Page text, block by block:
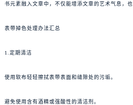
书元素融入文章中，不仅能增添文章的艺术气息，
表带掉色处理办法汇总
1.定期清洁
使用软布轻轻擦拭表带表面和缝隙处的污垢。
避免使用含有酒精或强酸性的清洁剂。